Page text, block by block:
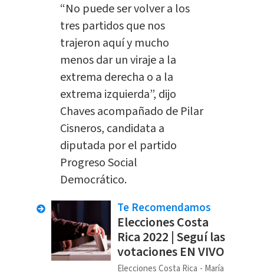
“No puede ser volver a los
tres partidos que nos
trajeron aquí y mucho
menos dar un viraje a la
extrema derecha o a la
extrema izquierda”, dijo
Chaves acompañado de Pilar
Cisneros, candidata a
diputada por el partido
Progreso Social
Democrático.
Te Recomendamos
Elecciones Costa
Rica 2022 | Seguí las
votaciones EN VIVO
Elecciones Costa Rica
María